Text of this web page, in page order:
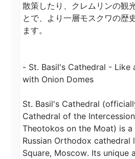
散策したり、クレムリンの観
とで、より一層モスクワの歴
ます。
- St. Basil's Cathedral - Like
with Onion Domes
St. Basil's Cathedral
Cathedral of the
Theotokos on the Moat) is
Russian Orthodox cathedral
Square, Moscow. Its unique